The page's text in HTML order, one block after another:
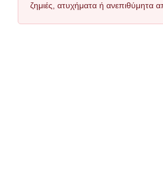
ζημιές, ατυχήματα ή ανεπιθύμητα